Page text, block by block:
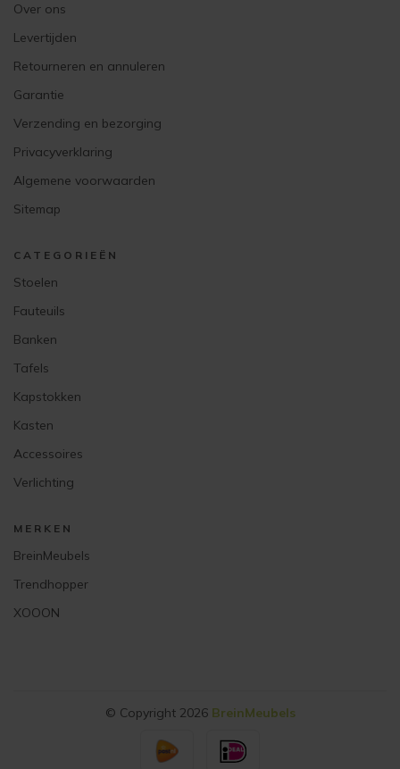
Over ons
Levertijden
Retourneren en annuleren
Garantie
Verzending en bezorging
Privacyverklaring
Algemene voorwaarden
Sitemap
CATEGORIEËN
Stoelen
Fauteuils
Banken
Tafels
Kapstokken
Kasten
Accessoires
Verlichting
MERKEN
BreinMeubels
Trendhopper
XOOON
© Copyright 2026 BreinMeubels